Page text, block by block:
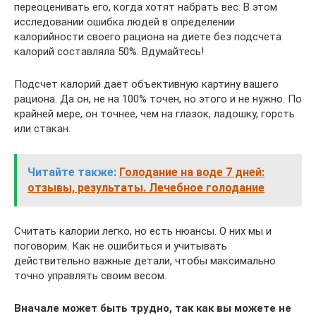
переоценивать его, когда хотят набрать вес. В этом
исследовании ошибка людей в определении
калорийности своего рациона на диете без подсчета
калорий составляла 50%. Вдумайтесь!
Подсчет калорий дает объективную картину вашего
рациона. Да он, не на 100% точен, но этого и не нужно. По
крайней мере, он точнее, чем на глазок, ладошку, горсть
или стакан.
Читайте также: Голодание на воде 7 дней:
отзывы, результаты. Лечебное голодание
Считать калории легко, но есть нюансы. О них мы и
поговорим. Как не ошибиться и учитывать
действительно важные детали, чтобы максимально
точно управлять своим весом.
Вначале может быть трудно, так как вы можете не